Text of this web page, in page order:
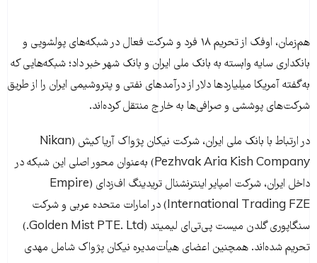
هم‌زمان، اوفک از تحریم ۱۸ فرد و شرکت فعال در شبکه‌های پولشویی و
بانکداری سایه وابسته به بانک ملی ایران و بانک شهر خبر داد؛ شبکه‌هایی که
به‌گفته آمریکا میلیاردها دلار از درآمدهای نفتی و پتروشیمی ایران را از طریق
شرکت‌های پوششی و صرافی‌ها به خارج منتقل کرده‌اند.
در ارتباط با بانک ملی ایران، شرکت نیکان پژواک آریا کیش (Nikan
Pezhvak Aria Kish Company) به‌عنوان محور اصلی این شبکه در
داخل ایران، شرکت امپایر اینترنشنال تریدینگ اف‌زد‌ای (Empire
International Trading FZE) در امارات متحده عربی و شرکت
سنگاپوری گلدن میست پی‌تی‌ای لیمیتد (Golden Mist PTE. Ltd.)
تحریم شده‌اند. همچنین اعضای هیأت‌مدیره نیکان پژواک شامل مهدی